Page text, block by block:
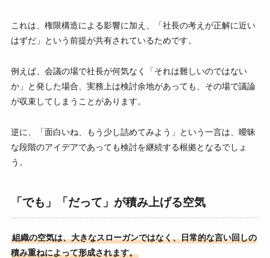
これは、権限構造による影響に加え、「社長の考えが正解に近い
はずだ」という前提が共有されているためです。
例えば、会議の場で社長が何気なく「それは難しいのではない
か」と発した場合、実務上は検討余地があっても、その場で議論
が収束してしまうことがあります。
逆に、「面白いね、もう少し詰めてみよう」という一言は、曖昧
な段階のアイデアであっても検討を継続する根拠となるでしょ
う。
「でも」「だって」が積み上げる空気
組織の空気は、大きなスローガンではなく、日常的な言い回しの
積み重ねによって形成されます。